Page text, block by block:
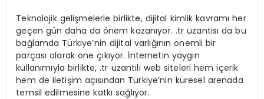
Teknolojik gelişmelerle birlikte, dijital kimlik kavramı her
geçen gün daha da önem kazanıyor. .tr uzantısı da bu
bağlamda Türkiye’nin dijital varlığının önemli bir
parçası olarak öne çıkıyor. İnternetin yaygın
kullanımıyla birlikte, .tr uzantılı web siteleri hem içerik
hem de iletişim açısından Türkiye’nin küresel arenada
temsil edilmesine katkı sağlıyor.